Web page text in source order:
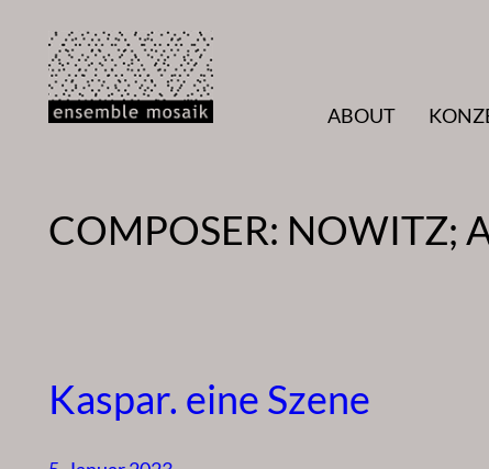
Inhalt
springen
ABOUT
COMPOSER: NOWITZ;
Kaspar. eine Szene